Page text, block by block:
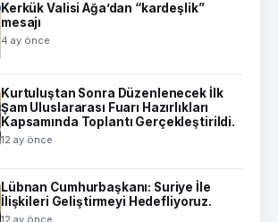
Kerkük Valisi Ağa’dan “kardeşlik”
mesajı
4 ay önce
Kurtuluştan Sonra Düzenlenecek İlk
Şam Uluslararası Fuarı Hazırlıkları
Kapsamında Toplantı Gerçekleştirildi.
12 ay önce
Lübnan Cumhurbaşkanı: Suriye İle
İlişkileri Geliştirmeyi Hedefliyoruz.
12 ay önce